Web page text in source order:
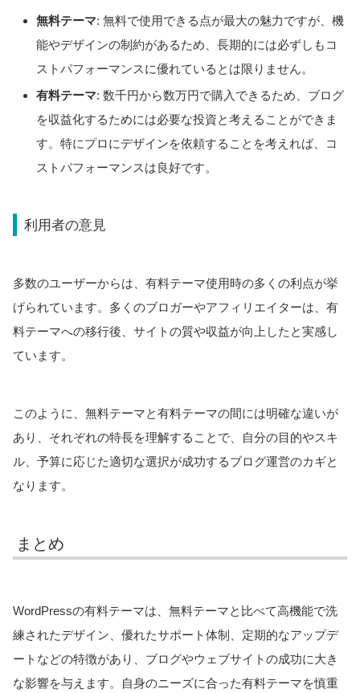
無料テーマ: 無料で使用できる点が最大の魅力ですが、機
能やデザインの制約があるため、長期的には必ずしもコ
ストパフォーマンスに優れているとは限りません。
有料テーマ: 数千円から数万円で購入できるため、ブログ
を収益化するためには必要な投資と考えることができま
す。特にプロにデザインを依頼することを考えれば、コ
ストパフォーマンスは良好です。
利用者の意見
多数のユーザーからは、有料テーマ使用時の多くの利点が挙
げられています。多くのブロガーやアフィリエイターは、有
料テーマへの移行後、サイトの質や収益が向上したと実感し
ています。
このように、無料テーマと有料テーマの間には明確な違いが
あり、それぞれの特長を理解することで、自分の目的やスキ
ル、予算に応じた適切な選択が成功するブログ運営のカギと
なります。
まとめ
WordPressの有料テーマは、無料テーマと比べて高機能で洗
練されたデザイン、優れたサポート体制、定期的なアップデ
ートなどの特徴があり、ブログやウェブサイトの成功に大き
な影響を与えます。自身のニーズに合った有料テーマを慎重